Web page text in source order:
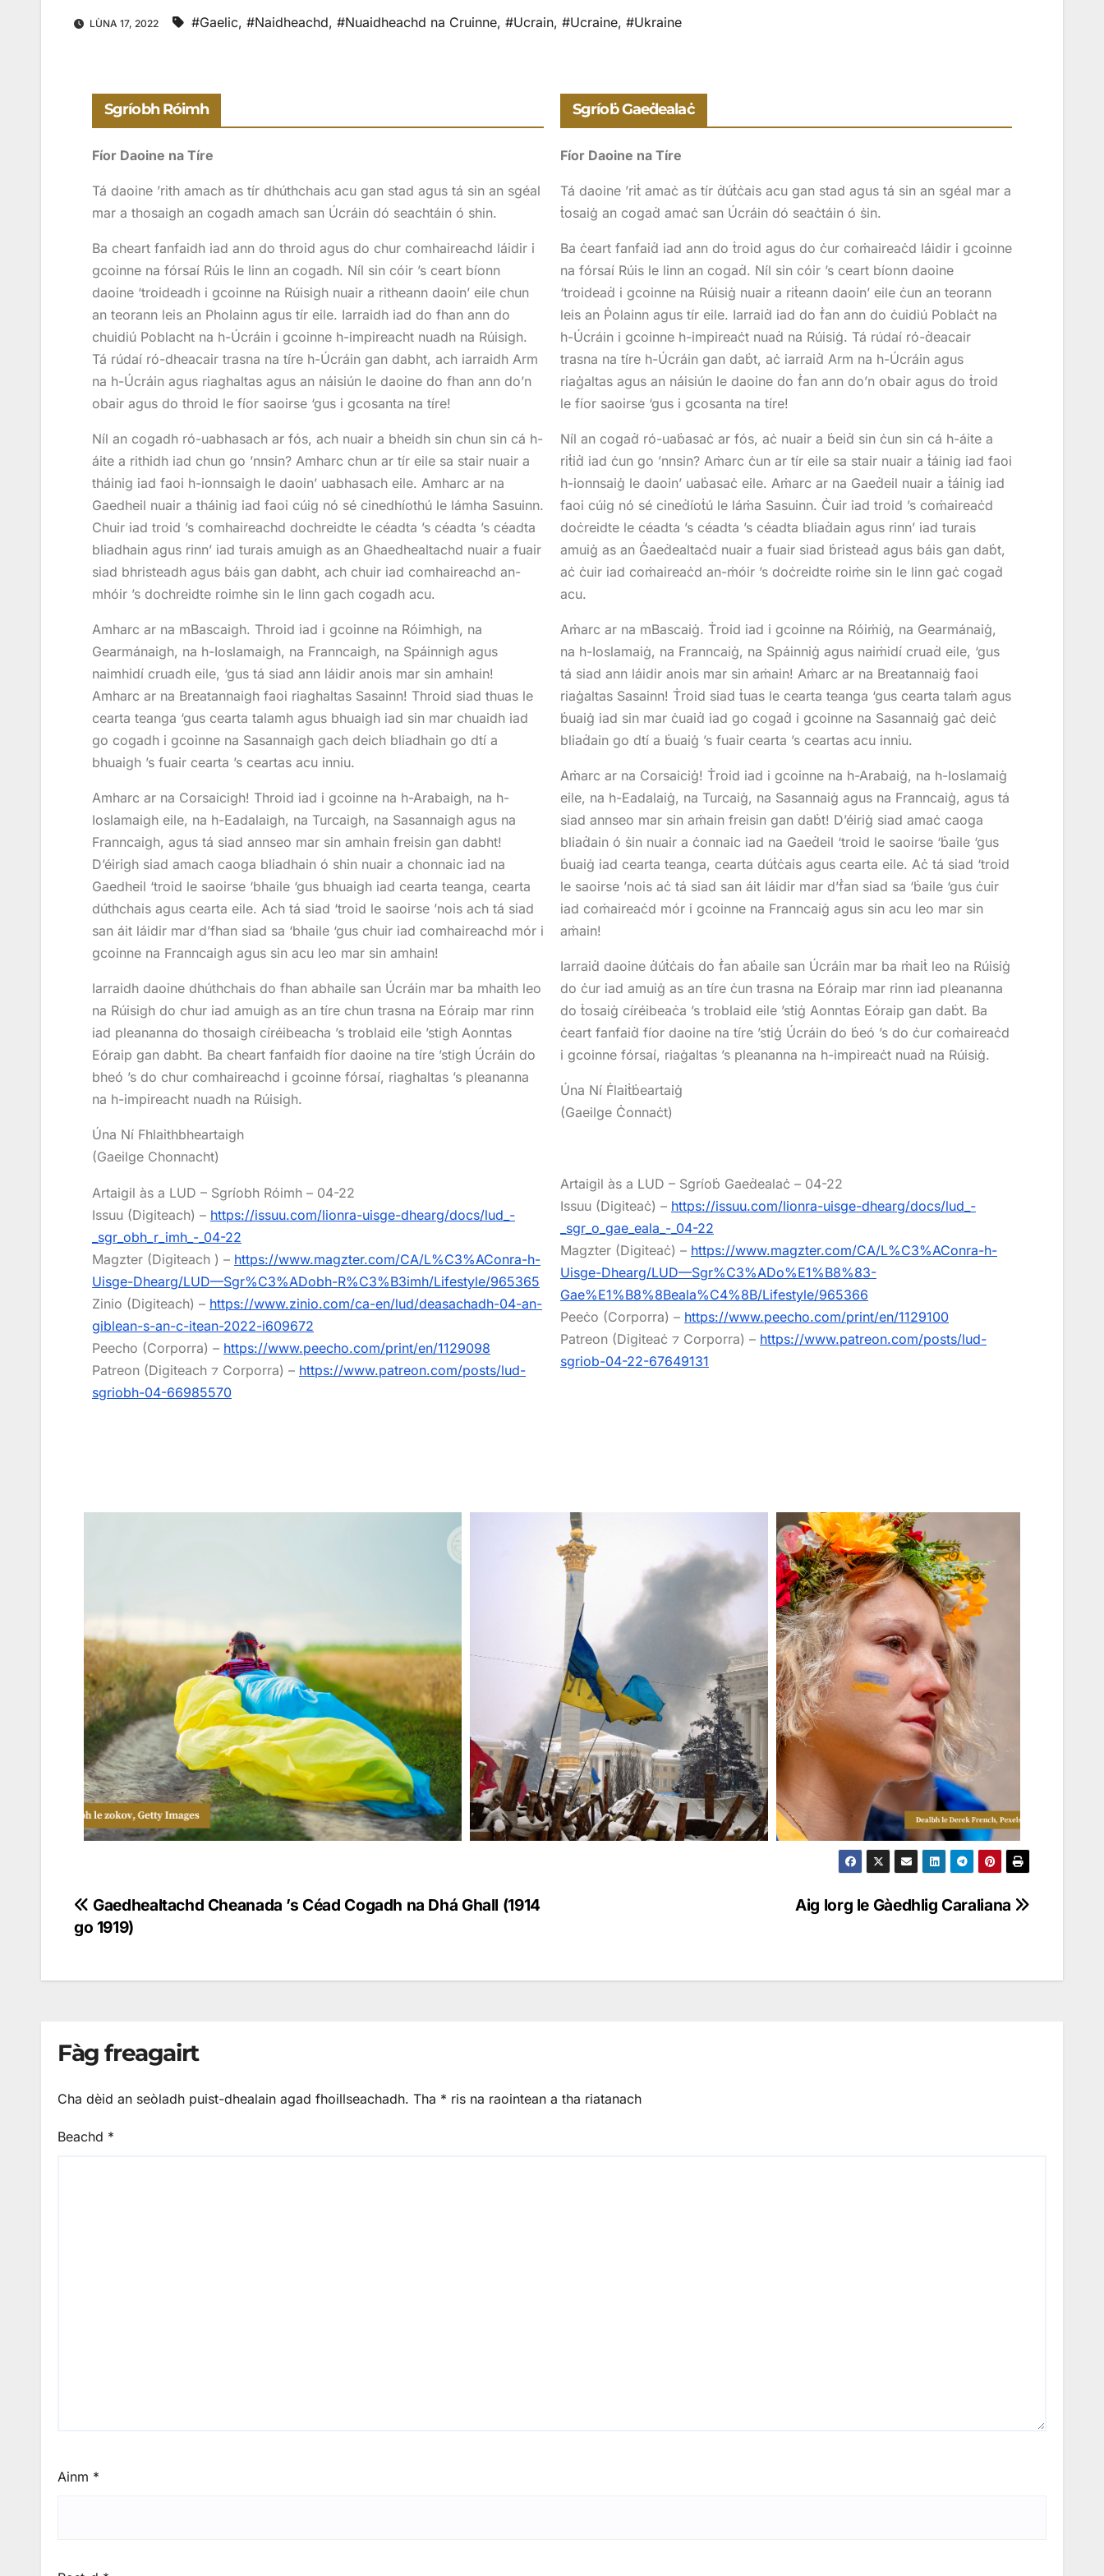
LÙNA 17, 2022 #Gaelic, #Naidheachd, #Nuaidheachd na Cruinne, #Ucrain, #Ucraine, #Ukraine
Sgríobh Róimh
Fíor Daoine na Tíre
Tá daoine ’rith amach as tír dhúthchais acu gan stad agus tá sin an sgéal
mar a thosaigh an cogadh amach san Úcráin dó seachtáin ó shin.
Ba cheart fanfaidh iad ann do throid agus do chur comhaireachd láidir i
gcoinne na fórsaí Rúis le linn an cogadh. Níl sin cóir ’s ceart bíonn
daoine ‘troideadh i gcoinne na Rúisigh nuair a ritheann daoin’ eile chun
an teorann leis an Pholainn agus tír eile. Iarraidh iad do fhan ann do
chuidiú Poblacht na h-Úcráin i gcoinne h-impireacht nuadh na Rúisigh.
Tá rúdaí ró-dheacair trasna na tíre h-Úcráin gan dabht, ach iarraidh Arm
na h-Úcráin agus riaghaltas agus an náisiún le daoine do fhan ann do’n
obair agus do throid le fíor saoirse ‘gus i gcosanta na tíre!
Níl an cogadh ró-uabhasach ar fós, ach nuair a bheidh sin chun sin cá h-
áite a rithidh iad chun go ’nnsin? Amharc chun ar tír eile sa stair nuair a
tháinig iad faoi h-ionnsaigh le daoin’ uabhasach eile. Amharc ar na
Gaedheil nuair a tháinig iad faoi cúig nó sé cinedhíothú le lámha Sasuinn.
Chuir iad troid ’s comhaireachd dochreidte le céadta ’s céadta ’s céadta
bliadhain agus rinn’ iad turais amuigh as an Ghaedhealtachd nuair a fuair
siad bhristeadh agus báis gan dabht, ach chuir iad comhaireachd an-
mhóir ’s dochreidte roimhe sin le linn gach cogadh acu.
Amharc ar na mBascaigh. Throid iad i gcoinne na Róimhigh, na
Gearmánaigh, na h-Ioslamaigh, na Franncaigh, na Spáinnigh agus
naimhidí cruadh eile, ‘gus tá siad ann láidir anois mar sin amhain!
Amharc ar na Breatannaigh faoi riaghaltas Sasainn! Throid siad thuas le
cearta teanga ‘gus cearta talamh agus bhuaigh iad sin mar chuaidh iad
go cogadh i gcoinne na Sasannaigh gach deich bliadhain go dtí a
bhuaigh ’s fuair cearta ’s ceartas acu inniu.
Amharc ar na Corsaicigh! Throid iad i gcoinne na h-Arabaigh, na h-
Ioslamaigh eile, na h-Eadalaigh, na Turcaigh, na Sasannaigh agus na
Franncaigh, agus tá siad annseo mar sin amhain freisin gan dabht!
D’éirigh siad amach caoga bliadhain ó shin nuair a chonnaic iad na
Gaedheil ‘troid le saoirse ‘bhaile ‘gus bhuaigh iad cearta teanga, cearta
dúthchais agus cearta eile. Ach tá siad ‘troid le saoirse ’nois ach tá siad
san áit láidir mar d’fhan siad sa ‘bhaile ‘gus chuir iad comhaireachd mór i
gcoinne na Franncaigh agus sin acu leo mar sin amhain!
Iarraidh daoine dhúthchais do fhan abhaile san Úcráin mar ba mhaith leo
na Rúisigh do chur iad amuigh as an tíre chun trasna na Eóraip mar rinn
iad pleananna do thosaigh círéibeacha ’s troblaid eile ’stigh Aonntas
Eóraip gan dabht. Ba cheart fanfaidh fíor daoine na tíre ’stigh Úcráin do
bheó ’s do chur comhaireachd i gcoinne fórsaí, riaghaltas ’s pleananna
na h-impireacht nuadh na Rúisigh.
Úna Ní Fhlaithbheartaigh
(Gaeilge Chonnacht)
Artaigil às a LUD – Sgríobh Róimh – 04-22
Issuu (Digiteach) – https://issuu.com/lionra-uisge-dhearg/docs/lud_-
_sgr_obh_r_imh_-_04-22
Magzter (Digiteach ) – https://www.magzter.com/CA/L%C3%AConra-h-
Uisge-Dhearg/LUD—Sgr%C3%ADobh-R%C3%B3imh/Lifestyle/965365
Zinio (Digiteach) – https://www.zinio.com/ca-en/lud/deasachadh-04-an-
giblean-s-an-c-itean-2022-i609672
Peecho (Corporra) – https://www.peecho.com/print/en/1129098
Patreon (Digiteach ⁊ Corporra) – https://www.patreon.com/posts/lud-
sgriobh-04-66985570
Sgríoḃ Gaeḋealaċ
Fíor Daoine na Tíre
Tá daoine ’riṫ amaċ as tír ḋúṫċais acu gan stad agus tá sin an sgéal mar a
ṫosaiġ an cogaḋ amaċ san Úcráin dó seaċtáin ó ṡin.
Ba ċeart fanfaiḋ iad ann do ṫroid agus do ċur coṁaireaċd láidir i gcoinne
na fórsaí Rúis le linn an cogaḋ. Níl sin cóir ’s ceart bíonn daoine
‘troideaḋ i gcoinne na Rúisiġ nuair a riṫeann daoin’ eile ċun an teorann
leis an Ṗolainn agus tír eile. Iarraiḋ iad do ḟan ann do ċuidiú Poblaċt na
h-Úcráin i gcoinne h-impireaċt nuaḋ na Rúisiġ. Tá rúdaí ró-ḋeacair
trasna na tíre h-Úcráin gan daḃt, aċ iarraiḋ Arm na h-Úcráin agus
riaġaltas agus an náisiún le daoine do ḟan ann do’n obair agus do ṫroid
le fíor saoirse ‘gus i gcosanta na tíre!
Níl an cogaḋ ró-uaḃasaċ ar fós, aċ nuair a ḃeiḋ sin ċun sin cá h-áite a
riṫiḋ iad ċun go ’nnsin? Aṁarc ċun ar tír eile sa stair nuair a ṫáinig iad faoi
h-ionnsaiġ le daoin’ uaḃasaċ eile. Aṁarc ar na Gaeḋeil nuair a ṫáinig iad
faoi cúig nó sé cineḋíoṫú le láṁa Sasuinn. Ċuir iad troid ’s coṁaireaċd
doċreidte le céadta ’s céadta ’s céadta bliaḋain agus rinn’ iad turais
amuiġ as an Ġaeḋealtaċd nuair a fuair siad ḃristeaḋ agus báis gan daḃt,
aċ ċuir iad coṁaireaċd an-ṁóir ’s doċreidte roiṁe sin le linn gaċ cogaḋ
acu.
Aṁarc ar na mBascaiġ. Ṫroid iad i gcoinne na Róiṁiġ, na Gearmánaiġ,
na h-Ioslamaiġ, na Franncaiġ, na Spáinniġ agus naiṁidí cruaḋ eile, ‘gus
tá siad ann láidir anois mar sin aṁain! Aṁarc ar na Breatannaiġ faoi
riaġaltas Sasainn! Ṫroid siad ṫuas le cearta teanga ‘gus cearta talaṁ agus
ḃuaiġ iad sin mar ċuaiḋ iad go cogaḋ i gcoinne na Sasannaiġ gaċ deiċ
bliaḋain go dtí a ḃuaiġ ’s fuair cearta ’s ceartas acu inniu.
Aṁarc ar na Corsaiciġ! Ṫroid iad i gcoinne na h-Arabaiġ, na h-Ioslamaiġ
eile, na h-Eadalaiġ, na Turcaiġ, na Sasannaiġ agus na Franncaiġ, agus tá
siad annseo mar sin aṁain freisin gan daḃt! D’éiriġ siad amaċ caoga
bliaḋain ó ṡin nuair a ċonnaic iad na Gaeḋeil ‘troid le saoirse ‘ḃaile ‘gus
ḃuaiġ iad cearta teanga, cearta dúṫċais agus cearta eile. Aċ tá siad ‘troid
le saoirse ’nois aċ tá siad san áit láidir mar d’ḟan siad sa ‘ḃaile ‘gus ċuir
iad coṁaireaċd mór i gcoinne na Franncaiġ agus sin acu leo mar sin
aṁain!
Iarraiḋ daoine ḋúṫċais do ḟan aḃaile san Úcráin mar ba ṁaiṫ leo na Rúisiġ
do ċur iad amuiġ as an tíre ċun trasna na Eóraip mar rinn iad pleananna
do ṫosaiġ círéibeaċa ’s troblaid eile ’stiġ Aonntas Eóraip gan daḃt. Ba
ċeart fanfaiḋ fíor daoine na tíre ’stiġ Úcráin do ḃeó ’s do ċur coṁaireaċd
i gcoinne fórsaí, riaġaltas ’s pleananna na h-impireaċt nuaḋ na Rúisiġ.
Úna Ní Ḟlaiṫḃeartaiġ
(Gaeilge Ċonnaċt)
Artaigil às a LUD – Sgríoḃ Gaeḋealaċ – 04-22
Issuu (Digiteaċ) – https://issuu.com/lionra-uisge-dhearg/docs/lud_-
_sgr_o_gae_eala_-_04-22
Magzter (Digiteaċ) – https://www.magzter.com/CA/L%C3%AConra-h-
Uisge-Dhearg/LUD—Sgr%C3%ADo%E1%B8%83-
Gae%E1%B8%8Beala%C4%8B/Lifestyle/965366
Peeċo (Corporra) – https://www.peecho.com/print/en/1129100
Patreon (Digiteaċ ⁊ Corporra) – https://www.patreon.com/posts/lud-
sgriob-04-22-67649131
Aig lorg le Gàedhlig Caraliana
Gaedhealtachd Cheanada ’s Céad Cogadh na Dhá Ghall (1914
go 1919)
Fàg freagairt
Cha dèid an seòladh puist-dhealain agad fhoillseachadh. Tha * ris na raointean a tha riatanach
Beachd *
Ainm *